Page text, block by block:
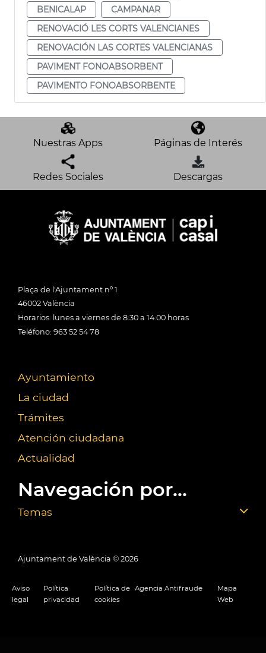
BENICALAP
CAMPANAR
RENOVACIÓ LES CORTS VALENCIANES
RENOVACIÓN LAS CORTES VALENCIANAS
PAVIMENT FONOABSORBENT
PAVIMENTO FONOABSORBENTE
Nuestras Apps Páginas de Interés
Redes Sociales Descargas
Plaça de l'Ajuntament nº 1
46002 València
Horarios: lunes a viernes de 8:30 a 14:00 horas
Teléfono: 963 52 54 78
Ayuntamiento
La ciudad
Trámites
Atención ciudadana
Actualidad
Navegación por...
Temas
Ajuntament de València © 2026
Aviso
legal
Política
privacidad
Política de
cookies
Agencia Antifraude
Mapa
Web